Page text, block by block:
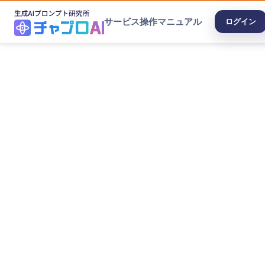
サービス操作マニュアル ログイン